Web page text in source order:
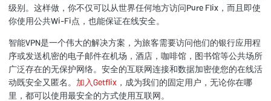
级别。这样做，你不仅可以从世界任何地方访问Pure Flix，而且即使
你使用公共Wi-Fi点，也能保证在线安全。
智能VPN是一个伟大的解决方案，为旅客需要访问他们的银行应用程
序或发送机密的电子邮件在机场，酒店，咖啡馆，图书馆等公共场所
广泛存在的无保护网络。安全的互联网连接和数据加密使您的在线活
动既安全又匿名。 加入Getflix ，成为我们的固定用户，无论你在哪
里，都可以使用最安全的方式使用互联网。